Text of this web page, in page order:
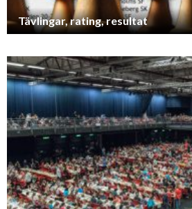
Tävlingar, rating, resultat